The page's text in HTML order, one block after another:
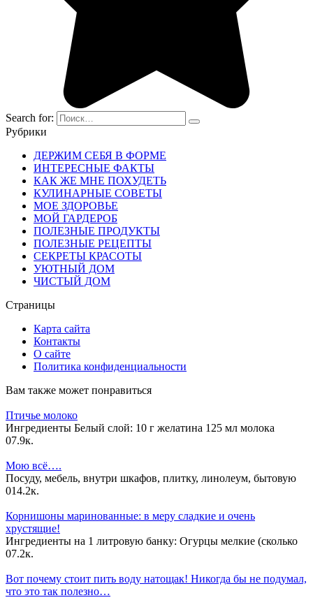
Search for:
Рубрики
ДЕРЖИМ СЕБЯ В ФОРМЕ
ИНТЕРЕСНЫЕ ФАКТЫ
КАК ЖЕ МНЕ ПОХУДЕТЬ
КУЛИНАРНЫЕ СОВЕТЫ
МОЕ ЗДОРОВЬЕ
МОЙ ГАРДЕРОБ
ПОЛЕЗНЫЕ ПРОДУКТЫ
ПОЛЕЗНЫЕ РЕЦЕПТЫ
СЕКРЕТЫ КРАСОТЫ
УЮТНЫЙ ДОМ
ЧИСТЫЙ ДОМ
Страницы
Карта сайта
Контакты
О сайте
Политика конфиденциальности
Вам также может понравиться
Птичье молоко
Ингредиенты Белый слой: 10 г желатина 125 мл молока
07.9к.
Мою всё….
Посуду, мебель, внутри шкафов, плитку, линолеум, бытовую
014.2к.
Корнишоны маринованные: в меру сладкие и очень
хрустящие!
Ингредиенты на 1 литровую банку: Огурцы мелкие (сколько
07.2к.
Вот почему стоит пить воду натощак! Никогда бы не подумал,
что это так полезно…